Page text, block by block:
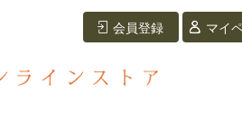
会員登録 マイ